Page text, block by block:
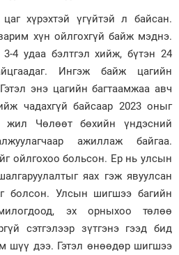
хүрэхтэй үгүйтэй л байсан.
хүн ойлгохгүй байж мэднэ.
4 удаа бэлтгэл хийж, бүтэн 24
Ингэж байж цагийн
энэ цагийн багтаамжаа авч
чадахгүй байсаар 2023 оныг
жил Чөлөөт бөхийн үндэсний
ажиллаж байгаа.
ойлгохоо больсон. Ер нь улсын
яах гэж явуулсан
болсон. Улсын шигшээ багийн
эх орныхоо төлөө
сэтгэлээр зүтгэнэ гээд бид
шүү дээ. Гэтэл өнөөдөр шигшээ